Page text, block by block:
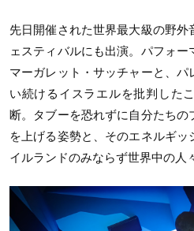
先日開催された世界最大級の野外
ェスティバルにも出演。パフォ
マーガレット・サッチャーと、
い続けるイスラエルを批判した
断。タブーを恐れずに自分たち
を上げる姿勢と、そのエネルギ
イルランドのみならず世界中の人